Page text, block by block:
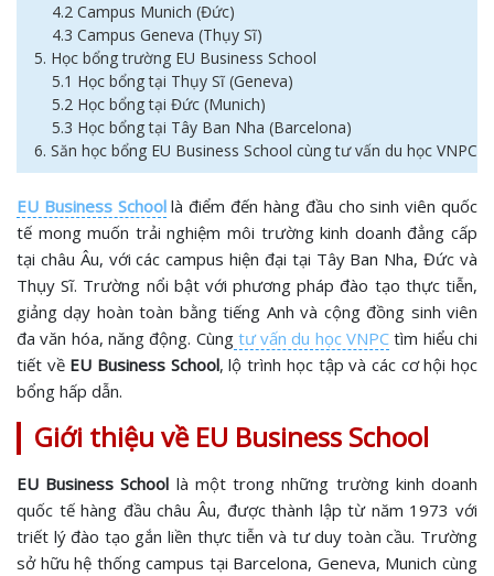
4.2 Campus Munich (Đức)
4.3 Campus Geneva (Thụy Sĩ)
5. Học bổng trường EU Business School
5.1 Học bổng tại Thụy Sĩ (Geneva)
5.2 Học bổng tại Đức (Munich)
5.3 Học bổng tại Tây Ban Nha (Barcelona)
6. Săn học bổng EU Business School cùng tư vấn du học VNPC
EU Business School là điểm đến hàng đầu cho sinh viên quốc
tế mong muốn trải nghiệm môi trường kinh doanh đẳng cấp
tại châu Âu, với các campus hiện đại tại Tây Ban Nha, Đức và
Thụy Sĩ. Trường nổi bật với phương pháp đào tạo thực tiễn,
giảng dạy hoàn toàn bằng tiếng Anh và cộng đồng sinh viên
đa văn hóa, năng động. Cùngtư vấn du học VNPC tìm hiểu chi
tiết về EU Business School, lộ trình học tập và các cơ hội học
bổng hấp dẫn.
Giới thiệu về EU Business School
EU Business School là một trong những trường kinh doanh
quốc tế hàng đầu châu Âu, được thành lập từ năm 1973 với
triết lý đào tạo gắn liền thực tiễn và tư duy toàn cầu. Trường
sở hữu hệ thống campus tại Barcelona, Geneva, Munich cùng